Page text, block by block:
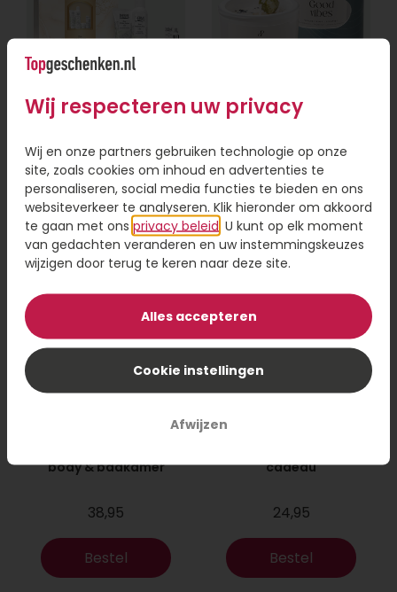
Therme Wellness
23,95
Bestel
Good vibes
26,95
Bestel
body & badkamer
38,95
Bestel
cadeau
24,95
Bestel
Wij respecteren uw privacy
Wij en onze partners gebruiken technologie op onze
site, zoals cookies om inhoud en advertenties te
personaliseren, social media functies te bieden en ons
websiteverkeer te analyseren. Klik hieronder om akkoord
te gaan met ons privacy beleid . U kunt op elk moment
van gedachten veranderen en uw instemmingskeuzes
wijzigen door terug te keren naar deze site.
Alles accepteren
Cookie instellingen
Afwijzen